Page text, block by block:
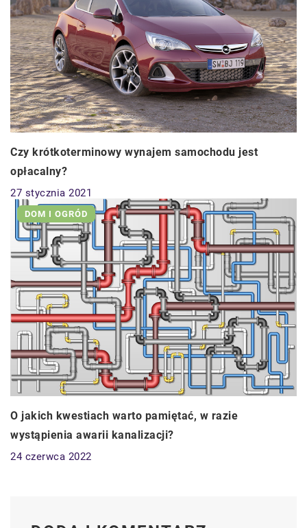
Czy krótkoterminowy wynajem samochodu jest
opłacalny?
27 stycznia 2021
DOM I OGRÓD
O jakich kwestiach warto pamiętać, w razie
wystąpienia awarii kanalizacji?
24 czerwca 2022